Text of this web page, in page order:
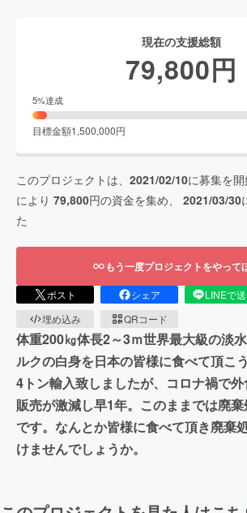
現在の支援総額
79,800円
5%達成
目標金額1,500,000円
このプロジェクトは、 2021/02/10に募集を開
により 79,800円の資金を集め、 2021/03/30
た
もう一度プロジェクトをやって
ポスト シェア LINEで
埋め込み
QRコード
体重200㎏体長2～3ｍ世界最大級の淡
ルクの白身を日本の皆様に食べて頂こ
4トン輸入致しましたが、コロナ禍で
販売が激減し早1年。このままでは廃
です。なんとか皆様に食べて頂き廃棄
けませんでしょうか。